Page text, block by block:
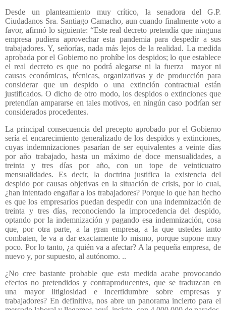
Desde un planteamiento muy crítico, la senadora del G.P.
Ciudadanos Sra. Santiago Camacho, aun cuando finalmente voto a
favor, afirmó lo siguiente: “Este real decreto pretendía que ninguna
empresa pudiera aprovechar esta pandemia para despedir a sus
trabajadores. Y, señorías, nada más lejos de la realidad. La medida
aprobada por el Gobierno no prohíbe los despidos; lo que establece
el real decreto es que no podrá alegarse ni la fuerza
mayor ni
causas económicas, técnicas, organizativas y de producción para
considerar que un despido o una extinción contractual están
justificados. O dicho de otro modo, los despidos o extinciones que
pretendían ampararse en tales motivos, en ningún caso podrían ser
considerados procedentes.
La principal consecuencia del precepto aprobado por el Gobierno
sería el encarecimiento generalizado de los despidos y extinciones,
cuyas indemnizaciones pasarían de ser equivalentes a veinte días
por año trabajado, hasta un máximo de doce mensualidades, a
treinta y tres días por año, con un tope de veinticuatro
mensualidades. Es decir, la doctrina justifica la existencia del
despido por causas objetivas en la situación de crisis, por lo cual,
¿han intentado engañar a los trabajadores? Porque lo que han hecho
es que los empresarios puedan despedir con una indemnización de
treinta y tres días, reconociendo la improcedencia del despido,
optando por la indemnización y pagando esa indemnización, cosa
que, por otra parte, a la gran empresa, a la que ustedes tanto
combaten, le va a dar exactamente lo mismo, porque supone muy
poco. Por lo tanto, ¿a quién va a afectar? A la pequeña empresa, de
nuevo y, por supuesto, al autónomo. ..
¿No cree bastante probable que esta medida acabe provocando
efectos no pretendidos y contraproducentes, que se traduzcan en
una mayor litigiosidad e incertidumbre sobre empresas y
trabajadores? En definitiva, nos abre un panorama incierto para el